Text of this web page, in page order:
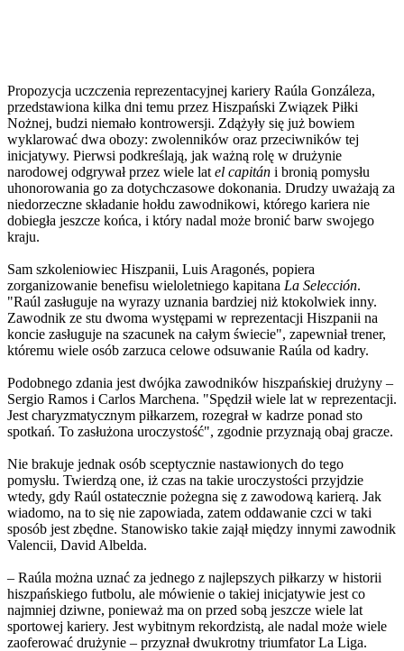
Propozycja uczczenia reprezentacyjnej kariery Raúla Gonzáleza,
przedstawiona kilka dni temu przez Hiszpański Związek Piłki
Nożnej, budzi niemało kontrowersji. Zdążyły się już bowiem
wyklarować dwa obozy: zwolenników oraz przeciwników tej
inicjatywy. Pierwsi podkreślają, jak ważną rolę w drużynie
narodowej odgrywał przez wiele lat el capitán i bronią pomysłu
uhonorowania go za dotychczasowe dokonania. Drudzy uważają za
niedorzeczne składanie hołdu zawodnikowi, którego kariera nie
dobiegła jeszcze końca, i który nadal może bronić barw swojego
kraju.
Sam szkoleniowiec Hiszpanii, Luis Aragonés, popiera
zorganizowanie benefisu wieloletniego kapitana La Selección.
"Raúl zasługuje na wyrazy uznania bardziej niż ktokolwiek inny.
Zawodnik ze stu dwoma występami w reprezentacji Hiszpanii na
koncie zasługuje na szacunek na całym świecie", zapewniał trener,
któremu wiele osób zarzuca celowe odsuwanie Raúla od kadry.
Podobnego zdania jest dwójka zawodników hiszpańskiej drużyny –
Sergio Ramos i Carlos Marchena. "Spędził wiele lat w reprezentacji.
Jest charyzmatycznym piłkarzem, rozegrał w kadrze ponad sto
spotkań. To zasłużona uroczystość", zgodnie przyznają obaj gracze.
Nie brakuje jednak osób sceptycznie nastawionych do tego
pomysłu. Twierdzą one, iż czas na takie uroczystości przyjdzie
wtedy, gdy Raúl ostatecznie pożegna się z zawodową karierą. Jak
wiadomo, na to się nie zapowiada, zatem oddawanie czci w taki
sposób jest zbędne. Stanowisko takie zajął między innymi zawodnik
Valencii, David Albelda.
– Raúla można uznać za jednego z najlepszych piłkarzy w historii
hiszpańskiego futbolu, ale mówienie o takiej inicjatywie jest co
najmniej dziwne, ponieważ ma on przed sobą jeszcze wiele lat
sportowej kariery. Jest wybitnym rekordzistą, ale nadal może wiele
zaoferować drużynie – przyznał dwukrotny triumfator La Liga.